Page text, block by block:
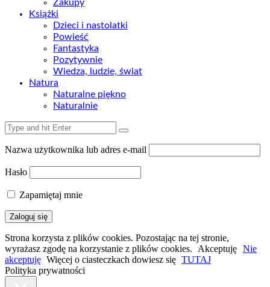
Zakupy
Książki
Dzieci i nastolatki
Powieść
Fantastyka
Pozytywnie
Wiedza, ludzie, świat
Natura
Naturalne piękno
Naturalnie
Nazwa użytkownika lub adres e-mail
Hasło
Zapamiętaj mnie
Strona korzysta z plików cookies. Pozostając na tej stronie,
wyrażasz zgodę na korzystanie z plików cookies.
Akceptuję Nie
akceptuję Więcej o ciasteczkach dowiesz się TUTAJ
Polityka prywatności